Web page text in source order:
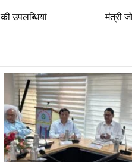
उपलब्धियां
मंत्री